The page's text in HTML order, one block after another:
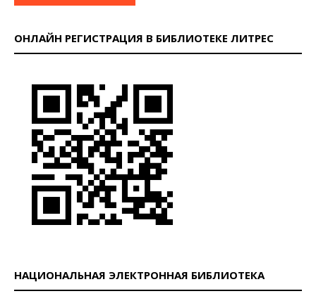
ОНЛАЙН РЕГИСТРАЦИЯ В БИБЛИОТЕКЕ ЛИТРЕС
НАЦИОНАЛЬНАЯ ЭЛЕКТРОННАЯ БИБЛИОТЕКА